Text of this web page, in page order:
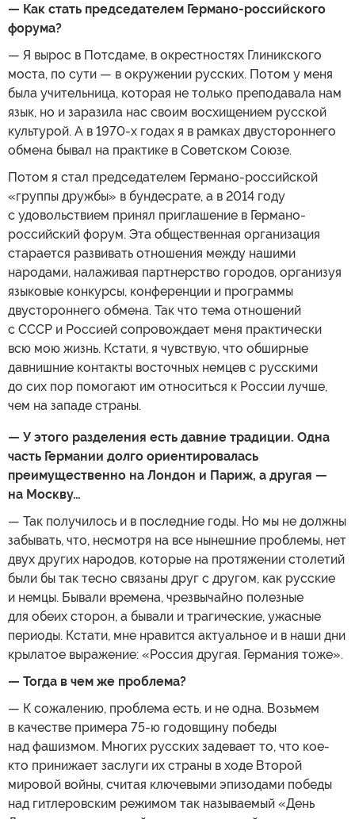
— Как стать председателем Германо-российского
форума?
— Я вырос в Потсдаме, в окрестностях Глиникского
моста, по сути — в окружении русских. Потом у меня
была учительница, которая не только преподавала нам
язык, но и заразила нас своим восхищением русской
культурой. А в 1970-х годах я в рамках двустороннего
обмена бывал на практике в Советском Союзе.
Потом я стал председателем Германо-российской
«группы дружбы» в бундесрате, а в 2014 году
с удовольствием принял приглашение в Германо-
российский форум. Эта общественная организация
старается развивать отношения между нашими
народами, налаживая партнерство городов, организуя
языковые конкурсы, конференции и программы
двустороннего обмена. Так что тема отношений
с СССР и Россией сопровождает меня практически
всю мою жизнь. Кстати, я чувствую, что обширные
давнишние контакты восточных немцев с русскими
до сих пор помогают им относиться к России лучше,
чем на западе страны.
— У этого разделения есть давние традиции. Одна
часть Германии долго ориентировалась
преимущественно на Лондон и Париж, а другая —
на Москву…
— Так получилось и в последние годы. Но мы не должны
забывать, что, несмотря на все нынешние проблемы, нет
двух других народов, которые на протяжении столетий
были бы так тесно связаны друг с другом, как русские
и немцы. Бывали времена, чрезвычайно полезные
для обеих сторон, а бывали и трагические, ужасные
периоды. Кстати, мне нравится актуальное и в наши дни
крылатое выражение: «Россия другая. Германия тоже».
— Тогда в чем же проблема?
— К сожалению, проблема есть, и не одна. Возьмем
в качестве примера 75-ю годовщину победы
над фашизмом. Многих русских задевает то, что кое-
кто принижает заслуги их страны в ходе Второй
мировой войны, считая ключевыми эпизодами победы
над гитлеровским режимом так называемый «День